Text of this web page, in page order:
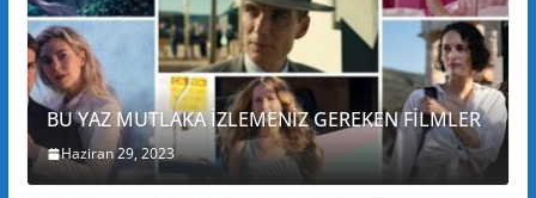
BU YAZ MUTLAKA İZLEMENİZ GEREKEN FİLMLER
Haziran 29, 2023